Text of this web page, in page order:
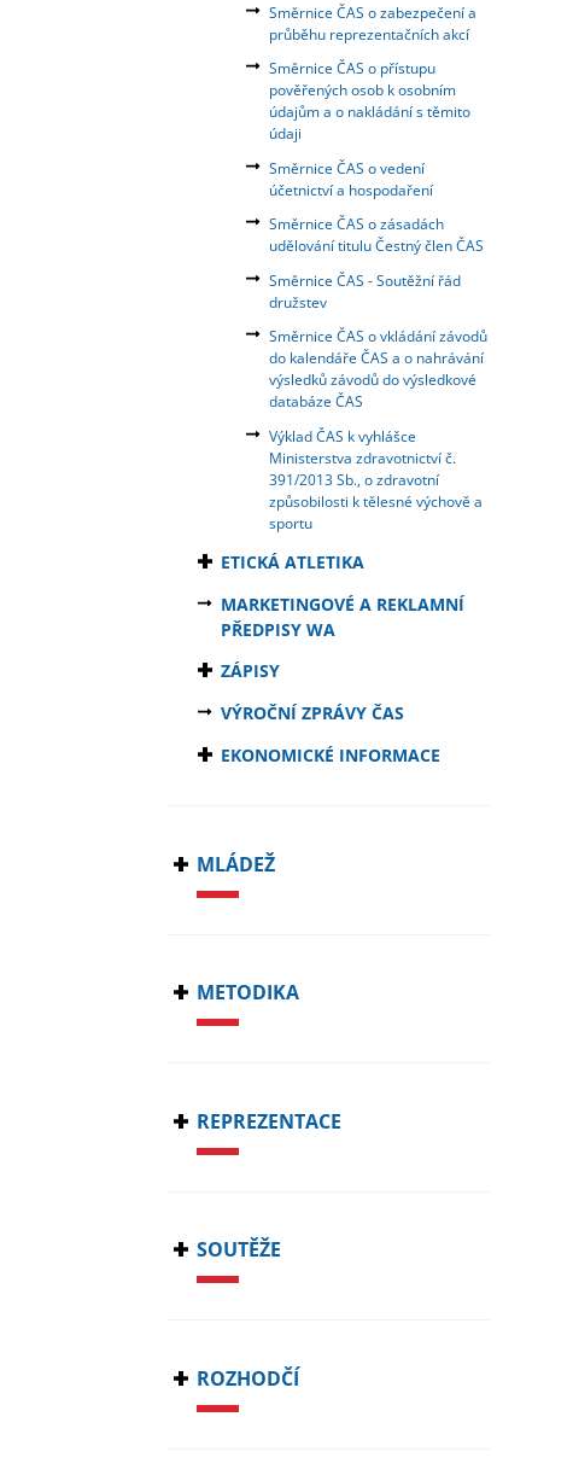
Směrnice ČAS o zabezpečení a
průběhu reprezentačních akcí
Směrnice ČAS o přístupu
pověřených osob k osobním
údajům a o nakládání s těmito
údaji
Směrnice ČAS o vedení
účetnictví a hospodaření
Směrnice ČAS o zásadách
udělování titulu Čestný člen ČAS
Směrnice ČAS - Soutěžní řád
družstev
Směrnice ČAS o vkládání závodů
do kalendáře ČAS a o nahrávání
výsledků závodů do výsledkové
databáze ČAS
Výklad ČAS k vyhlášce
Ministerstva zdravotnictví č.
391/2013 Sb., o zdravotní
způsobilosti k tělesné výchově a
sportu
ETICKÁ ATLETIKA
MARKETINGOVÉ A REKLAMNÍ
PŘEDPISY WA
ZÁPISY
VÝROČNÍ ZPRÁVY ČAS
EKONOMICKÉ INFORMACE
MLÁDEŽ
METODIKA
REPREZENTACE
SOUTĚŽE
ROZHODČÍ